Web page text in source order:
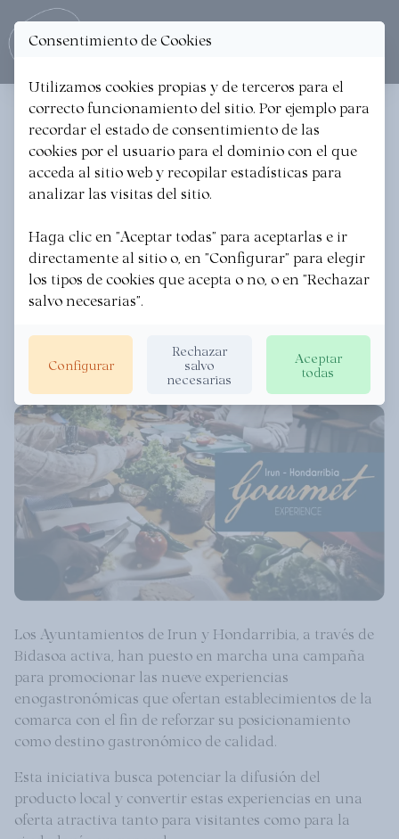
< Volver a las noticias
Nueve experiencias
enogastronómicas para
saborear Irun y Hondarribia
BIDASOA ACTIVA BIDASOA BIZIRIK 17/02/2025
Los Ayuntamientos de Irun y Hondarribia, a través de
Bidasoa activa, han puesto en marcha una campaña
para promocionar las nueve experiencias
enogastronómicas que ofertan establecimientos de la
comarca con el fin de reforzar su posicionamiento
como destino gastronómico de calidad.
Esta iniciativa busca potenciar la difusión del
producto local y convertir estas experiencias en una
oferta atractiva tanto para visitantes como para la
Consentimiento de Cookies
Utilizamos cookies propias y de terceros para el
correcto funcionamiento del sitio. Por ejemplo para
recordar el estado de consentimiento de las
cookies por el usuario para el dominio con el que
acceda al sitio web y recopilar estadísticas para
analizar las visitas del sitio.
Haga clic en "Aceptar todas" para aceptarlas e ir
directamente al sitio o, en "Configurar" para elegir
los tipos de cookies que acepta o no, o en "Rechazar
salvo necesarias".
Configurar
Rechazar
salvo
necesarias
Aceptar
todas